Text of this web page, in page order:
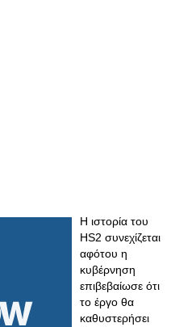
Η ιστορία του
HS2 συνεχίζεται
αφότου η
κυβέρνηση
επιβεβαίωσε ότι
το έργο θα
καθυστερήσει